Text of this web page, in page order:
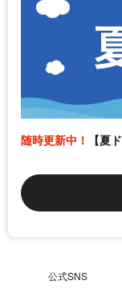
随時更新中！ 【夏
公式SNS